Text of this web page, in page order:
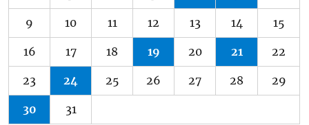
9 10 11 12 13 14 15
16 17 18 19 20 21 22
23 24 25 26 27 28 29
30 31